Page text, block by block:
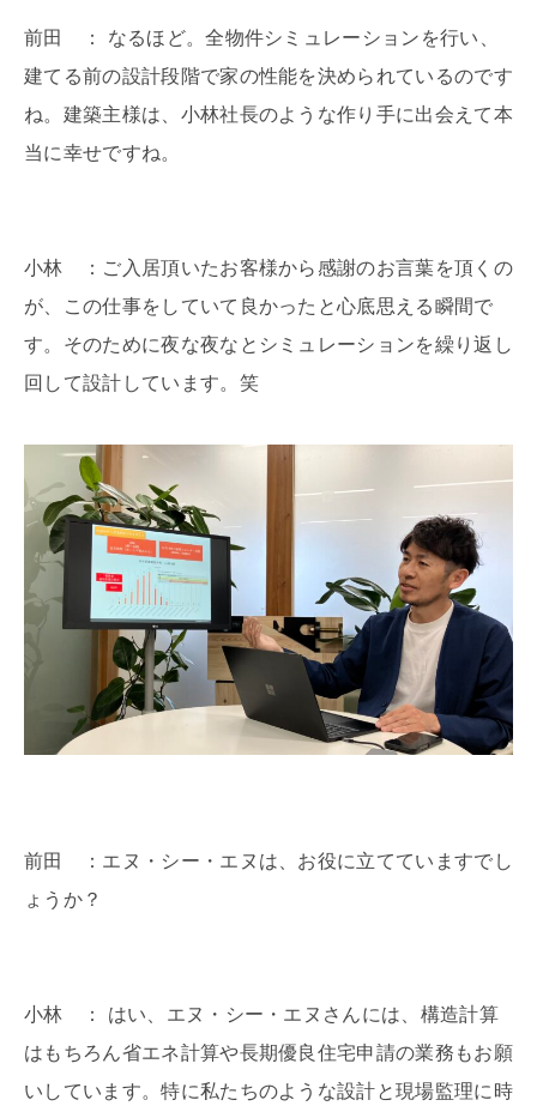
前田 ： なるほど。全物件シミュレーションを行い、
建てる前の設計段階で家の性能を決められているのです
ね。建築主様は、小林社長のような作り手に出会えて本
当に幸せですね。
小林 ：ご入居頂いたお客様から感謝のお言葉を頂くの
が、この仕事をしていて良かったと心底思える瞬間で
す。そのために夜な夜なとシミュレーションを繰り返し
回して設計しています。笑
前田 ：エヌ・シー・エヌは、お役に立てていますでし
ょうか？
小林 ： はい、エヌ・シー・エヌさんには、構造計算
はもちろん省エネ計算や長期優良住宅申請の業務もお願
いしています。特に私たちのような設計と現場監理に時